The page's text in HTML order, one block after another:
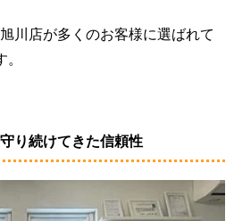
川店が多くのお客様に選ばれて
り続けてきた信頼性